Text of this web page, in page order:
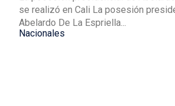
se realizó en Cali La posesión
Abelardo De La Espriella...
Nacionales